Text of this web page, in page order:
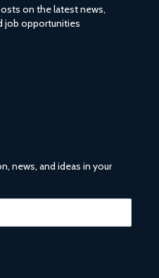
on the latest news,
job opportunities
news, and ideas in your